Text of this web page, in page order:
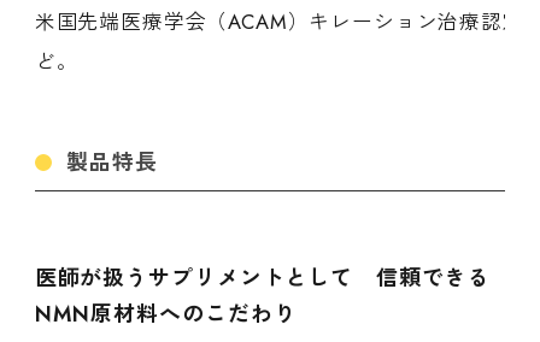
米国先端医療学会（ACAM）キレーション治療認定
ど。
製品特長
医師が扱うサプリメントとして 信頼できる
NMN原材料へのこだわり